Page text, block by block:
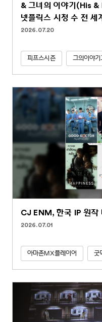
& 그녀의 이야기(His
넷플릭스 시청 수 전 세
2026.07.20
피프스시즌 그의이야기
CJ ENM, 한국 IP 원작
2026.07.01
아마존MX플레이어 굿